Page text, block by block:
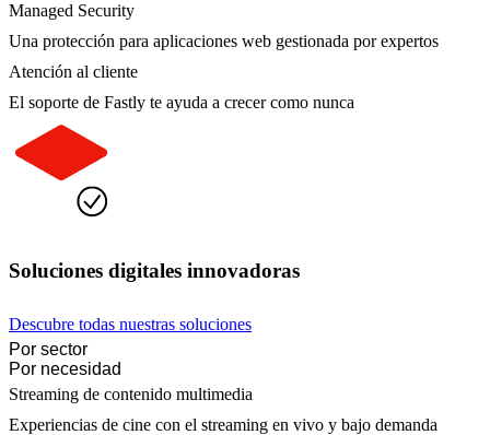
Managed Security
Una protección para aplicaciones web gestionada por expertos
Atención al cliente
El soporte de Fastly te ayuda a crecer como nunca
Soluciones digitales innovadoras
Descubre todas nuestras soluciones
Por sector
Por necesidad
Streaming de contenido multimedia
Experiencias de cine con el streaming en vivo y bajo demanda